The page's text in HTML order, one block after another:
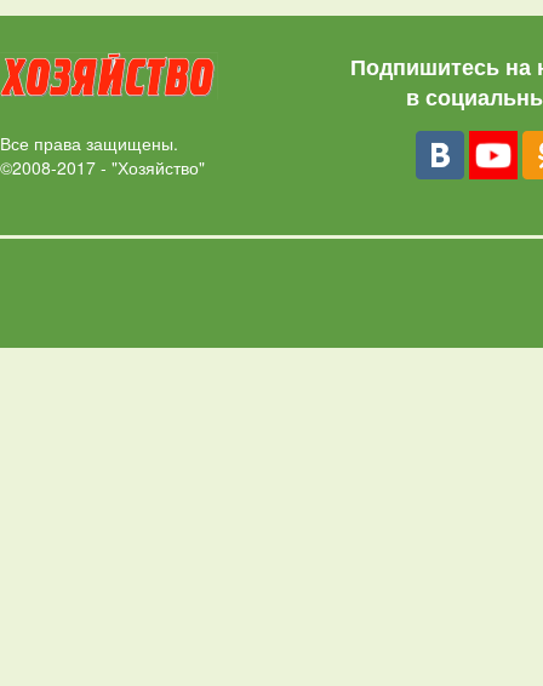
Все права защищены.
©2008-2017 - "Хозяйство"
Подпишитесь на
в